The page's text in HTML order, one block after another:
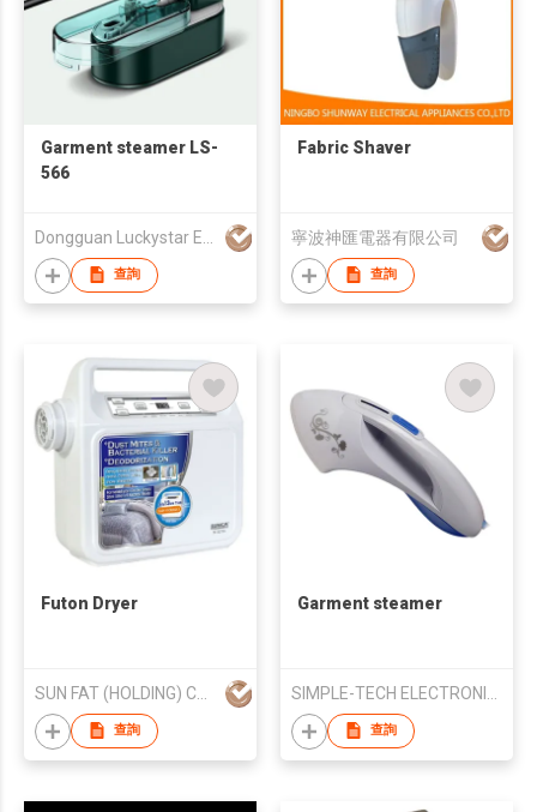
Garment steamer LS-
566
查詢
Fabric Shaver
寧波神匯電器有限公司
查詢
Futon Dryer
查詢
Garment steamer
查詢